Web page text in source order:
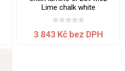
Lime chalk white
2800x2070x18 mm
3 843 Kč bez DPH